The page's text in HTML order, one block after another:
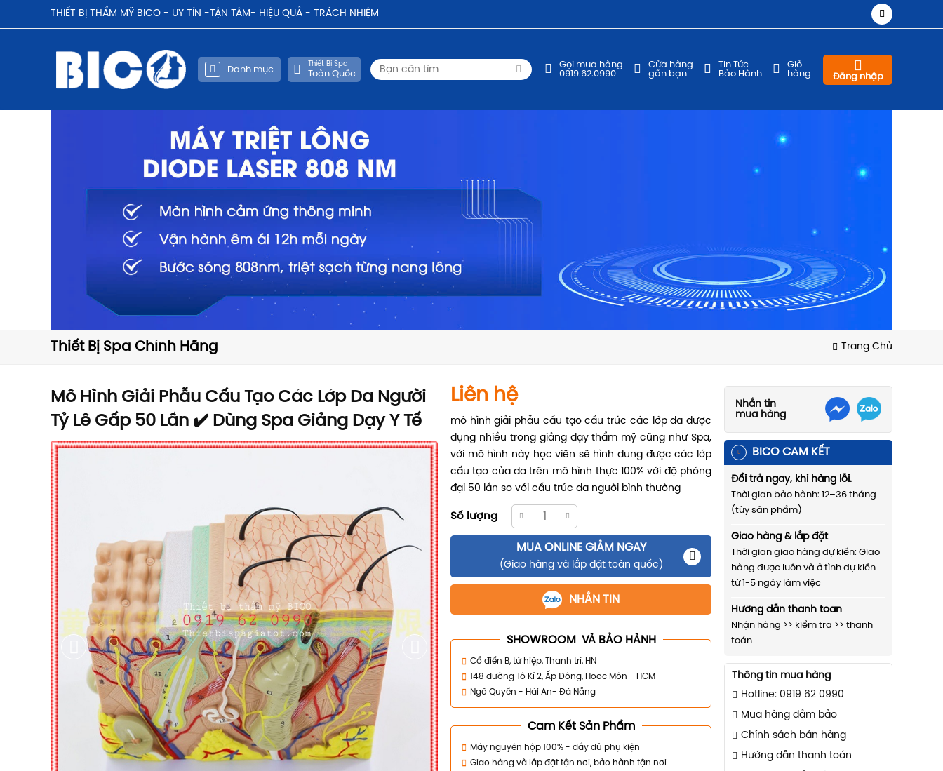
THIẾT BỊ THẨM MỸ BICO - UY TÍN -TẬN TÂM- HIỆU QUẢ - TRÁCH NHIỆM
Danh mục
Thiết Bị Spa
Toàn Quốc
Gọi mua hàng
0919.62.0990
Cửa hàng
gần bạn
Tin Tức
Bảo Hành
Giỏ
hàng
Đăng nhập
Thiết Bị Spa Chính Hãng Trang Chủ
Mô Hình Giải Phẫu Cấu Tạo Các Lớp Da Người
Tỷ Lê Gấp 50 Lần ✔️ Dùng Spa Giảng Dạy Y Tế
Liên hệ
mô hình giải phẫu cấu tạo cấu trúc các lớp da được
dụng nhiều trong giảng dạy thẩm mỹ cũng như Spa,
với mô hình này học viên sẽ hình dung được các lớp
cấu tạo của da trên mô hình thực 100% với độ phóng
đại 50 lần so với cấu trúc da người bình thường
Số lượng
MUA ONLINE GIẢM NGAY
(Giao hàng và lắp đặt toàn quốc)
NHẮN TIN
SHOWROOM VÀ BẢO HÀNH
Cổ điển B, tứ hiệp, Thanh trì, HN
148 đường Tô Kí 2, Ấp Đông, Hooc Môn - HCM
Ngô Quyền - Hải An- Đà Nẵng
Cam Kết Sản Phẩm
Máy nguyên hộp 100% - đầy đủ phụ kiện
Giao hàng và lắp đặt tận nơi, bảo hành tận nơi
Nhắn tin
mua hàng
BICO CAM KẾT
Đổi trả ngay, khi hàng lỗi.
Thời gian bảo hành: 12–36 tháng
(tùy sản phẩm)
Giao hàng & lắp đặt
Thời gian giao hàng dự kiến: Giao
hàng được luôn và ở tình dự kiến
từ 1-5 ngày làm việc
Hướng dẫn thanh toán
Nhận hàng >> kiểm tra >> thanh
toán
Thông tin mua hàng
Hotline: 0919 62 0990
Mua hàng đảm bảo
Chính sách bán hàng
Hướng dẫn thanh toán